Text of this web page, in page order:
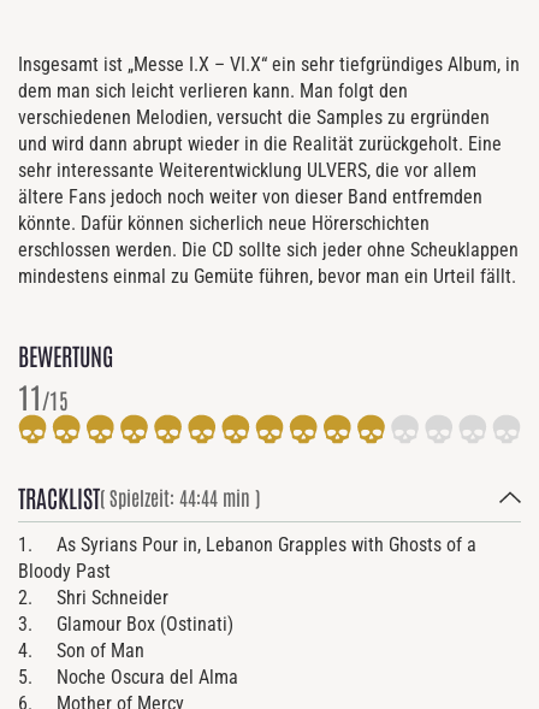
Insgesamt ist „Messe I.X – VI.X“ ein sehr tiefgründiges Album, in
dem man sich leicht verlieren kann. Man folgt den
verschiedenen Melodien, versucht die Samples zu ergründen
und wird dann abrupt wieder in die Realität zurückgeholt. Eine
sehr interessante Weiterentwicklung ULVERS, die vor allem
ältere Fans jedoch noch weiter von dieser Band entfremden
könnte. Dafür können sicherlich neue Hörerschichten
erschlossen werden. Die CD sollte sich jeder ohne Scheuklappen
mindestens einmal zu Gemüte führen, bevor man ein Urteil fällt.
BEWERTUNG
11/15
TRACKLIST( Spielzeit: 44:44 min )
1. As Syrians Pour in, Lebanon Grapples with Ghosts of a
Bloody Past
2. Shri Schneider
3. Glamour Box (Ostinati)
4. Son of Man
5. Noche Oscura del Alma
6. Mother of Mercy